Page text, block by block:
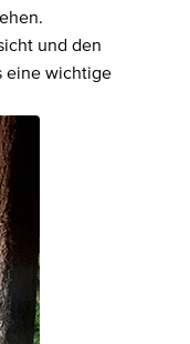
und den
eine wichtige